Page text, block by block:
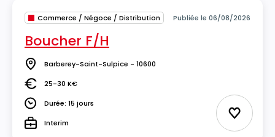
Commerce / Négoce / Distribution Publiée le 06/08/2026
Boucher F/H
Lieu Barberey-Saint-Sulpice - 10600
Salaire25-30 K€
DuréeDurée: 15 jours
TypeInterim Ajouter